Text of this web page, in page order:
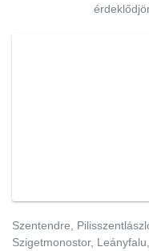
Szentendre,
Szigetmonostor,